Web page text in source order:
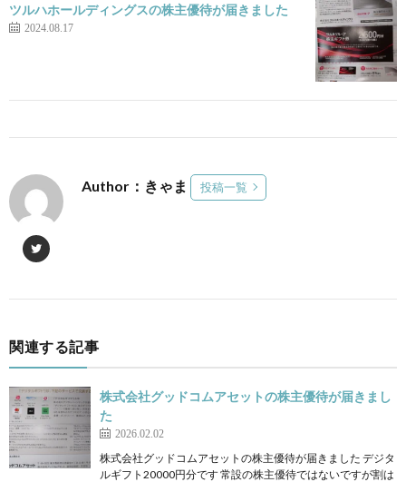
ツルハホールディングスの株主優待が届きました
2024.08.17
Author：きゃま 投稿一覧
関連する記事
株式会社グッドコムアセットの株主優待が届きまし
た
2026.02.02
株式会社グッドコムアセットの株主優待が届きました デジタ
ルギフト20000円分です 常設の株主優待ではないですが割は